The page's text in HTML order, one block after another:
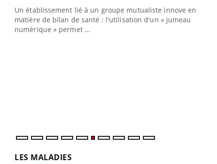
Un établissement lié à un groupe mutualiste innove en
matière de bilan de santé : l'utilisation d'un « jumeau
numérique » permet ...
LES MALADIES